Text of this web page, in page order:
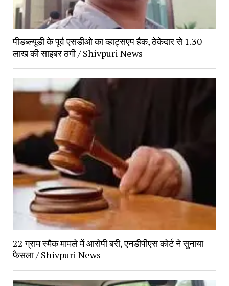
पीडब्ल्यूडी के पूर्व एसडीओ का व्हाट्सएप हैक, ठेकेदार से 1.30
लाख की साइबर ठगी / Shivpuri News
22 ग्राम स्मैक मामले में आरोपी बरी, एनडीपीएस कोर्ट ने सुनाया
फैसला / Shivpuri News